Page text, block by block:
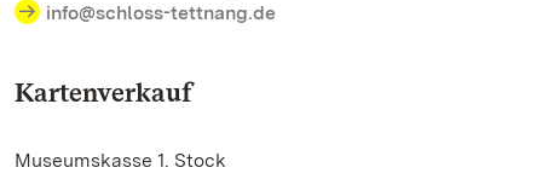
info@schloss-tettnang.de
Kartenverkauf
Museumskasse 1. Stock